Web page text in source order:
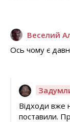
Веселий
Ось чому є
Відходи вже
поставили.